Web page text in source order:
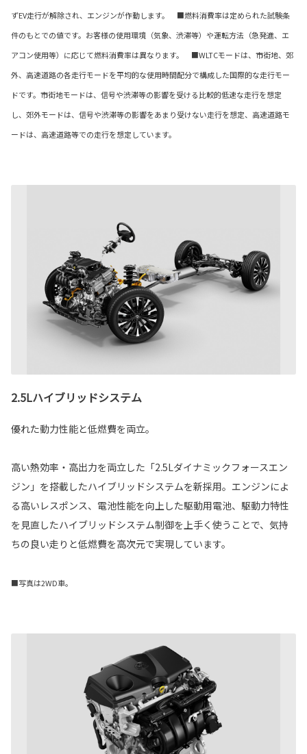
ずEV走行が解除され、エンジンが作動します。 ■燃料消費率は定められた試験条
件のもとでの値です。お客様の使用環境（気象、渋滞等）や運転方法（急発進、エ
アコン使用等）に応じて燃料消費率は異なります。 ■WLTCモードは、市街地、郊
外、高速道路の各走行モードを平均的な使用時間配分で構成した国際的な走行モー
ドです。市街地モードは、信号や渋滞等の影響を受ける比較的低速な走行を想定
し、郊外モードは、信号や渋滞等の影響をあまり受けない走行を想定、高速道路モ
ードは、高速道路等での走行を想定しています。
2.5Lハイブリッドシステム
優れた動力性能と低燃費を両立。
高い熱効率・高出力を両立した「2.5Lダイナミックフォースエン
ジン」を搭載したハイブリッドシステムを新採用。エンジンによ
る高いレスポンス、電池性能を向上した駆動用電池、駆動力特性
を見直したハイブリッドシステム制御を上手く使うことで、気持
ちの良い走りと低燃費を高次元で実現しています。
■写真は2WD車。